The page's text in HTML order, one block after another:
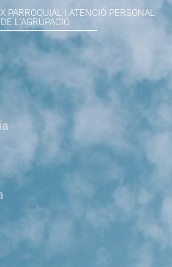
PARROQUIAL I ATENCIÓ PERSONAL
DE L'AGRUPACIÓ